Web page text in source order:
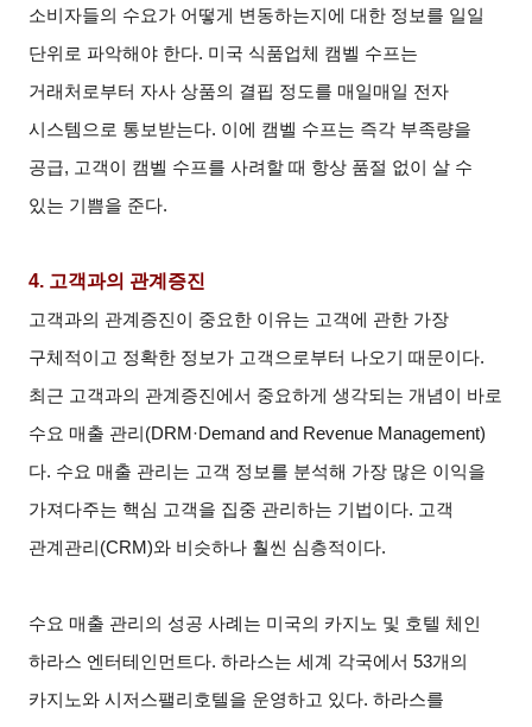
소비자들의 수요가 어떻게 변동하는지에 대한 정보를 일일
단위로 파악해야 한다. 미국 식품업체 캠벨 수프는
거래처로부터 자사 상품의 결핍 정도를 매일매일 전자
시스템으로 통보받는다. 이에 캠벨 수프는 즉각 부족량을
공급, 고객이 캠벨 수프를 사려할 때 항상 품절 없이 살 수
있는 기쁨을 준다.
4. 고객과의 관계증진
고객과의 관계증진이 중요한 이유는 고객에 관한 가장
구체적이고 정확한 정보가 고객으로부터 나오기 때문이다.
최근 고객과의 관계증진에서 중요하게 생각되는 개념이 바로
수요 매출 관리(DRM·Demand and Revenue Management)
다. 수요 매출 관리는 고객 정보를 분석해 가장 많은 이익을
가져다주는 핵심 고객을 집중 관리하는 기법이다. 고객
관계관리(CRM)와 비슷하나 훨씬 심층적이다.
수요 매출 관리의 성공 사례는 미국의 카지노 및 호텔 체인
하라스 엔터테인먼트다. 하라스는 세계 각국에서 53개의
카지노와 시저스팰리호텔을 운영하고 있다. 하라스를